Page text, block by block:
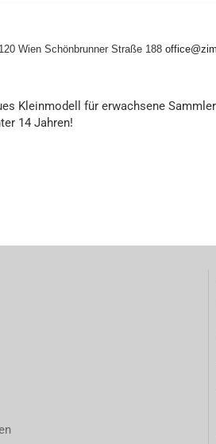
Wien Schönbrunner Straße 188
Kleinmodell für erwachsene
14 Jahren!